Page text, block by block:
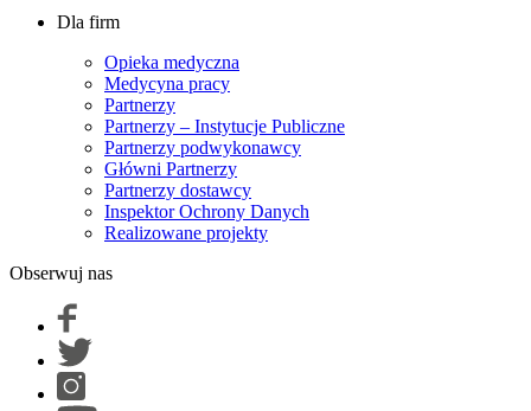
Dla firm
Opieka medyczna
Medycyna pracy
Partnerzy
Partnerzy – Instytucje Publiczne
Partnerzy podwykonawcy
Główni Partnerzy
Partnerzy dostawcy
Inspektor Ochrony Danych
Realizowane projekty
Obserwuj nas